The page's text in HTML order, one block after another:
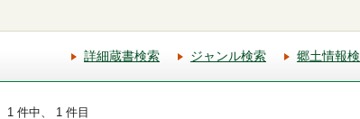
詳細蔵書検索 ジャンル検索 郷土情報
1 件中、 1 件目